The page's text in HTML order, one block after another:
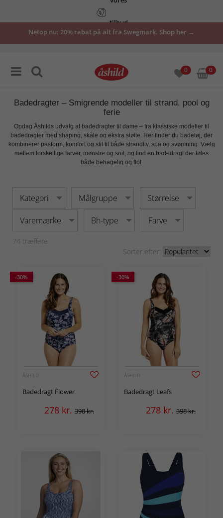
tilbud
her
Netop nu: 20% rabat på alt fra Swegmark. Shop her →
0 0
Badedragter – Smigrende modeller til strand, pool og
ferie
Opdag Åshilds udvalg af badedragter til dame – fra klassiske modeller til
badedragter med shaping, skåle og ekstra støtte. Her finder du badetøj, der
kombinerer pasform, komfort og stil til både strandliv, spa og svømning. Vælg
mellem forskellige farver, mønstre og snit, og find en badedragt der føles
både behagelig og flot.
Kategori Målgruppe Størrelse
Varemærke Bh-type Farve
74 træffere
Sorter efter:
-30%
ÅSHILD
Badedragt Flower
278 kr. 398 kr.
-30%
ÅSHILD
Badedragt Leafs
278 kr. 398 kr.